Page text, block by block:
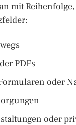
mit
PDFs
oder
oder